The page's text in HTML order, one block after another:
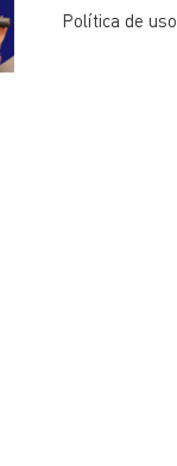
Política de uso